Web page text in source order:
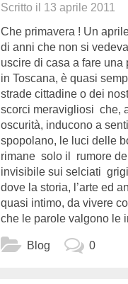
Scritto il 13 aprile 2011
Che primavera ! Un
di anni che non si
uscire di casa a fare
in Toscana, è quasi
strade cittadine o dei
scorci meravigliosi che,
oscurità, inducono a
spopolano, le luci delle
rimane solo il rumore
invisibile sui selciati
dove la storia, l’arte ed
quasi intimo, da vivere
che le parole valgono le
Blog 0